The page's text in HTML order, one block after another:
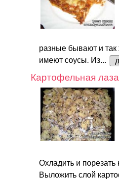
разные бывают и
имеют соусы. Из...
Картофельная
Охладить и порезать
Выложить слой